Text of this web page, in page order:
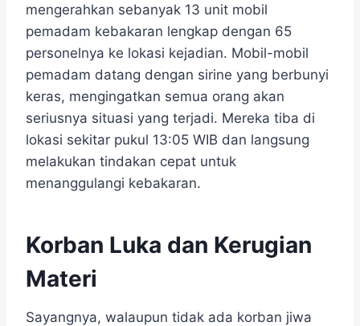
mengerahkan sebanyak 13 unit mobil
pemadam kebakaran lengkap dengan 65
personelnya ke lokasi kejadian. Mobil-mobil
pemadam datang dengan sirine yang berbunyi
keras, mengingatkan semua orang akan
seriusnya situasi yang terjadi. Mereka tiba di
lokasi sekitar pukul 13:05 WIB dan langsung
melakukan tindakan cepat untuk
menanggulangi kebakaran.
Korban Luka dan Kerugian
Materi
Sayangnya, walaupun tidak ada korban jiwa